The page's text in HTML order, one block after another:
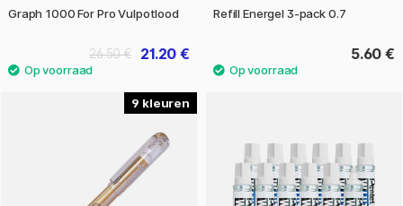
Graph 1000 For Pro Vulpotlood
21.20 €
26.50 €
Refill Energel 3-pack 0.7
5.60 €
9